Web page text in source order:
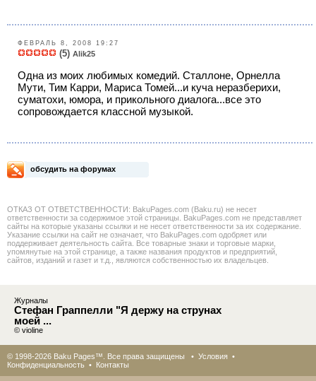
ФЕВРАЛЬ 8, 2008 19:27
(5) Alik25
Одна из моих любимых комедий. Сталлоне, Орнелла
Мути, Тим Карри, Мариса Томей...и куча неразберихи,
суматохи, юмора, и прикольного диалога...все это
сопровождается классной музыкой.
обсудить на форумах
ОТКАЗ ОТ ОТВЕТСТВЕННОСТИ: BakuPages.com (Baku.ru) не несет
ответственности за содержимое этой страницы. BakuPages.com не представляет
сайты на которые указаны ссылки и не несет ответственности за их содержание.
Указание ссылки на сайт не означает, что BakuPages.com одобряет или
поддерживает деятельность сайта. Все товарные знаки и торговые марки,
упомянутые на этой странице, а также названия продуктов и предприятий,
сайтов, изданий и газет и т.д., являются собственностью их владельцев.
Журналы
Стефан Граппелли "Я держу на струнах
моей ...
© violine
© 1998-2026 Baku Pages™. Все права защищены • Условия •
Конфиденциальность • Контакты